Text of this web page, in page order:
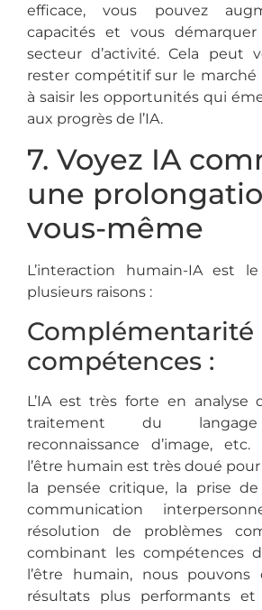
efficace, vous pouvez
capacités et vous
secteur d’activité. Cela peut
rester compétitif sur le marché
à saisir les opportunités qui
aux progrès de l’IA.
7. Voyez IA
une
vous-même
L’interaction humain-IA est
plusieurs raisons :
compétences :
L’IA est très forte en analyse
traitement du
reconnaissance d’image,
l’être humain est très doué
la pensée critique, la prise de
communication
résolution de problèmes
combinant les compétences
l’être humain, nous pouvons
résultats plus performants